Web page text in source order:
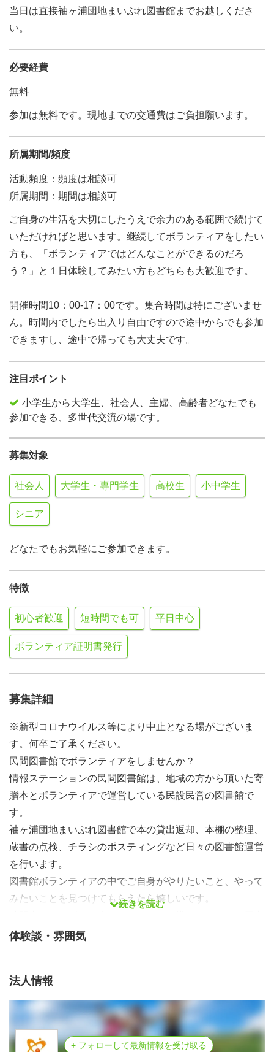
当日は直接袖ヶ浦団地まいぷれ図書館までお越しくださ
い。
必要経費
無料
参加は無料です。現地までの交通費はご負担願います。
所属期間/頻度
活動頻度：頻度は相談可
所属期間：期間は相談可
ご自身の生活を大切にしたうえで余力のある範囲で続けて
いただければと思います。継続してボランティアをしたい
方も、「ボランティアではどんなことができるのだろ
う？」と１日体験してみたい方もどちらも大歓迎です。
開催時間10：00-17：00です。集合時間は特にございませ
ん。時間内でしたら出入り自由ですので途中からでも参加
できますし、途中で帰っても大丈夫です。
注目ポイント
小学生から大学生、社会人、主婦、高齢者どなたでも
参加できる、多世代交流の場です。
募集対象
社会人 大学生・専門学生 高校生 小中学生
シニア
どなたでもお気軽にご参加できます。
特徴
初心者歓迎 短時間でも可 平日中心
ボランティア証明書発行
募集詳細
※新型コロナウイルス等により中止となる場がございま
す。何卒ご了承ください。
民間図書館でボランティアをしませんか？
情報ステーションの民間図書館は、地域の方から頂いた寄
贈本とボランティアで運営している民設民営の図書館で
す。
袖ヶ浦団地まいぷれ図書館で本の貸出返却、本棚の整理、
蔵書の点検、チラシのポスティングなど日々の図書館運営
を行います。
図書館ボランティアの中でご自身がやりたいこと、やって
みたいことを見つけてもらえたら嬉しいです。
があれば途中で帰っても構いません！ 好きな時間だけ参
どんなことができるのだろう？」と体験してみたい方もど
ちらも大歓迎です。ぜひご参加ください。
図書館ボランティアDAY＠袖ケ浦団地まいぷれ図書館
■日時 ２０２４年５月１６日（木） １０：００～１７：０
続きを読む
体験談・雰囲気
法人情報
+ フォローして最新情報を受け取る